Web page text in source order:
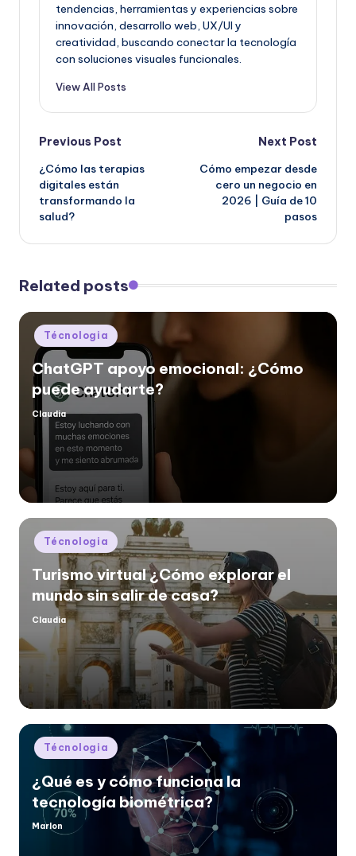
tendencias, herramientas y experiencias sobre
innovación, desarrollo web, UX/UI y
creatividad, buscando conectar la tecnología
con soluciones visuales funcionales.
View All Posts
Post
navigation
Previous Post
¿Cómo las terapias
digitales están
transformando la
salud?
Next Post
Cómo empezar desde
cero un negocio en
2026 | Guía de 10
pasos
Related posts
Posted
in
Técnologia
ChatGPT apoyo emocional: ¿Cómo
puede ayudarte?
Posted
Claudia
Posted
in
Técnologia
Turismo virtual ¿Cómo explorar el
mundo sin salir de casa?
Posted
Claudia
Posted
in
Técnologia
¿Qué es y cómo funciona la
tecnología biométrica?
Posted
Marlon